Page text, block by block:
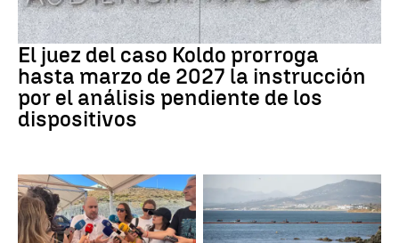
Caso Koldo
El juez del caso Koldo prorroga
hasta marzo de 2027 la instrucción
por el análisis pendiente de los
dispositivos